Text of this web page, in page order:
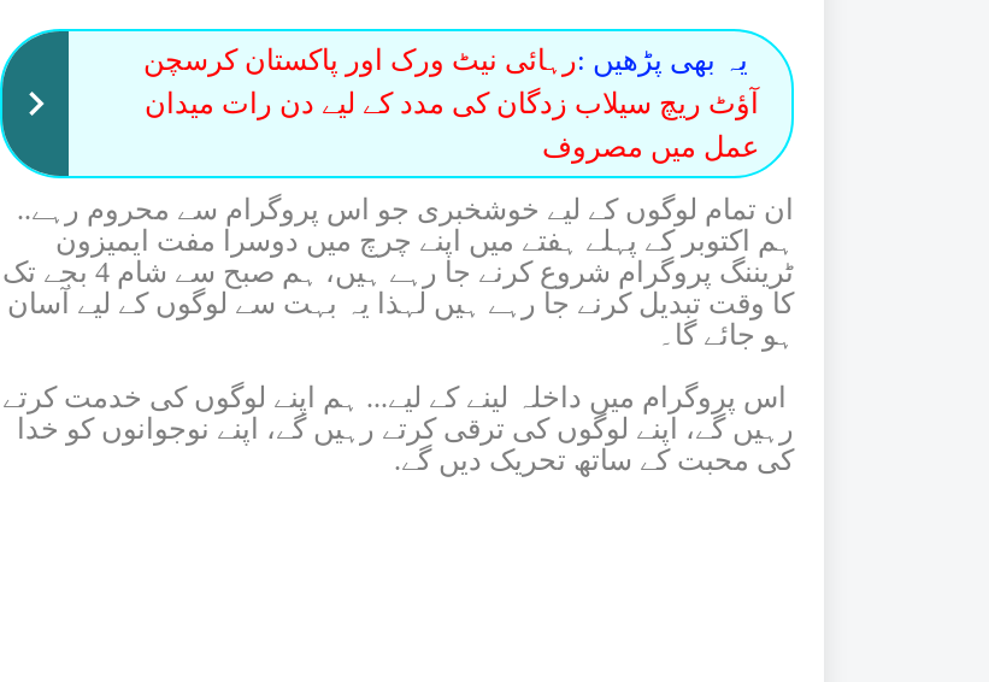
یہ بھی پڑھیں :رہائی نیٹ ورک اور پاکستان کرسچن
آؤٹ ریچ سیلاب زدگان کی مدد کے لیے دن رات میدان
عمل میں مصروف
ان تمام لوگوں کے لیے خوشخبری جو اس پروگرام سے محروم رہے..
ہم اکتوبر کے پہلے ہفتے میں اپنے چرچ میں دوسرا مفت ایمیزون
ٹریننگ پروگرام شروع کرنے جا رہے ہیں، ہم صبح سے شام 4 بجے تک
کا وقت تبدیل کرنے جا رہے ہیں لہذا یہ بہت سے لوگوں کے لیے آسان
ہو جائے گا۔
اس پروگرام میں داخلہ لینے کے لیے... ہم اپنے لوگوں کی خدمت کرتے
رہیں گے، اپنے لوگوں کی ترقی کرتے رہیں گے، اپنے نوجوانوں کو خدا
کی محبت کے ساتھ تحریک دیں گے.